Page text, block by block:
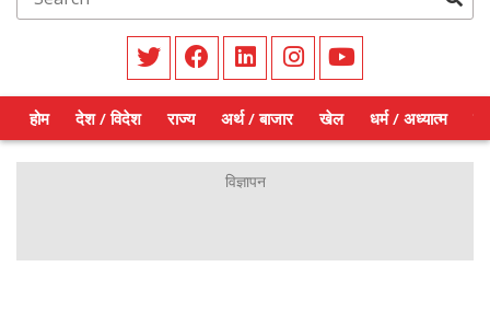
होम देश / विदेश राज्य अर्थ / बाजार खेल धर्म / अध्यात्म